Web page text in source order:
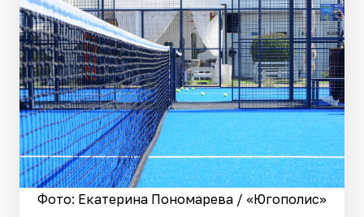
Фото: Екатерина Пономарева / «Югополис»